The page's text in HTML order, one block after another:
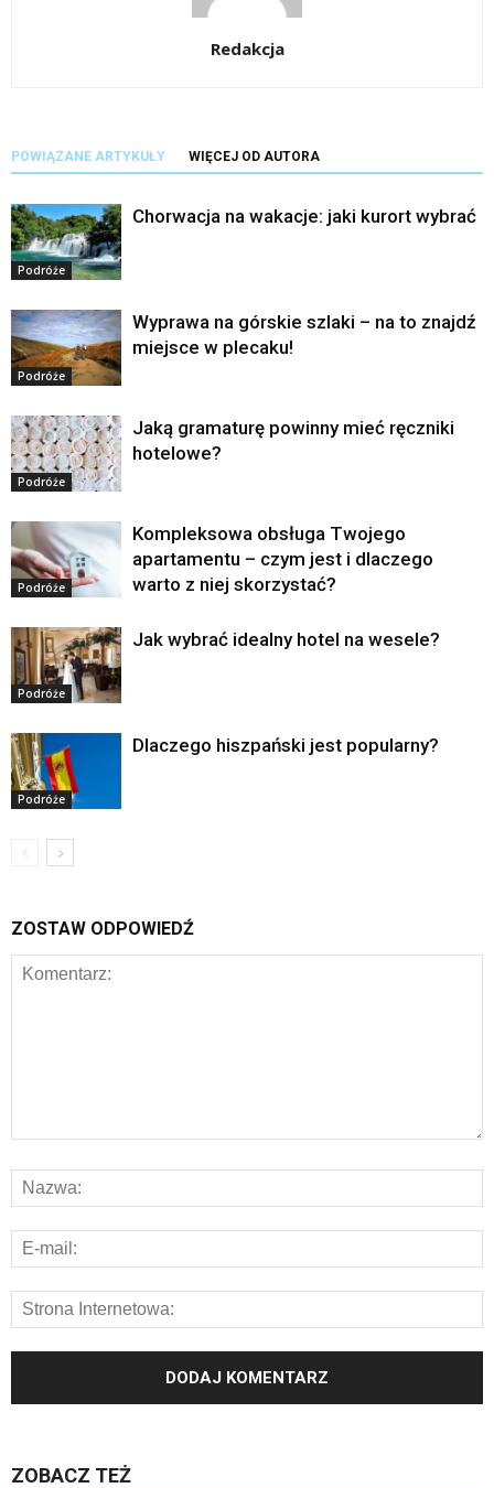
Redakcja
POWIĄZANE ARTYKUŁY WIĘCEJ OD AUTORA
Podróże
Chorwacja na wakacje: jaki kurort wybrać
Podróże
Wyprawa na górskie szlaki – na to znajdź
miejsce w plecaku!
Podróże
Jaką gramaturę powinny mieć ręczniki
hotelowe?
Podróże
Kompleksowa obsługa Twojego
apartamentu – czym jest i dlaczego
warto z niej skorzystać?
Podróże
Jak wybrać idealny hotel na wesele?
Podróże
Dlaczego hiszpański jest popularny?
ZOSTAW ODPOWIEDŹ
ZOBACZ TEŻ